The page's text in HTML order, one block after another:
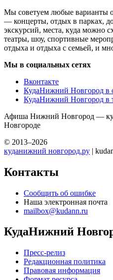
Мы советуем любые варианты
— концерты, отдых в парках,
экскурсий, места, куда можно
театры, шоу, спортивные
отдыха и отдыха с семьей, и
Мы в социальных сетях
Вконтакте
КудаНижний Новгород в
КудаНижний Новгород в
Афиша Нижний Новгород —
Новгороде
© 2013–2026
куданижний новгород.ру |
Контакты
Сообщить об ошибке
Наша электронная почта
mailbox@kudann.ru
КудаНижний
Пресс-релиз
Редакционная политика
Правовая информация